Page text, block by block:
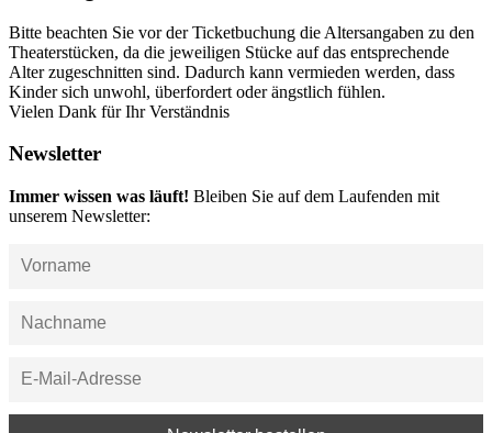
Bitte beachten Sie vor der Ticketbuchung die Altersangaben zu den
Theaterstücken, da die jeweiligen Stücke auf das entsprechende
Alter zugeschnitten sind. Dadurch kann vermieden werden, dass
Kinder sich unwohl, überfordert oder ängstlich fühlen.
Vielen Dank für Ihr Verständnis
Newsletter
Immer wissen was läuft! Bleiben Sie auf dem Laufenden mit
unserem Newsletter: